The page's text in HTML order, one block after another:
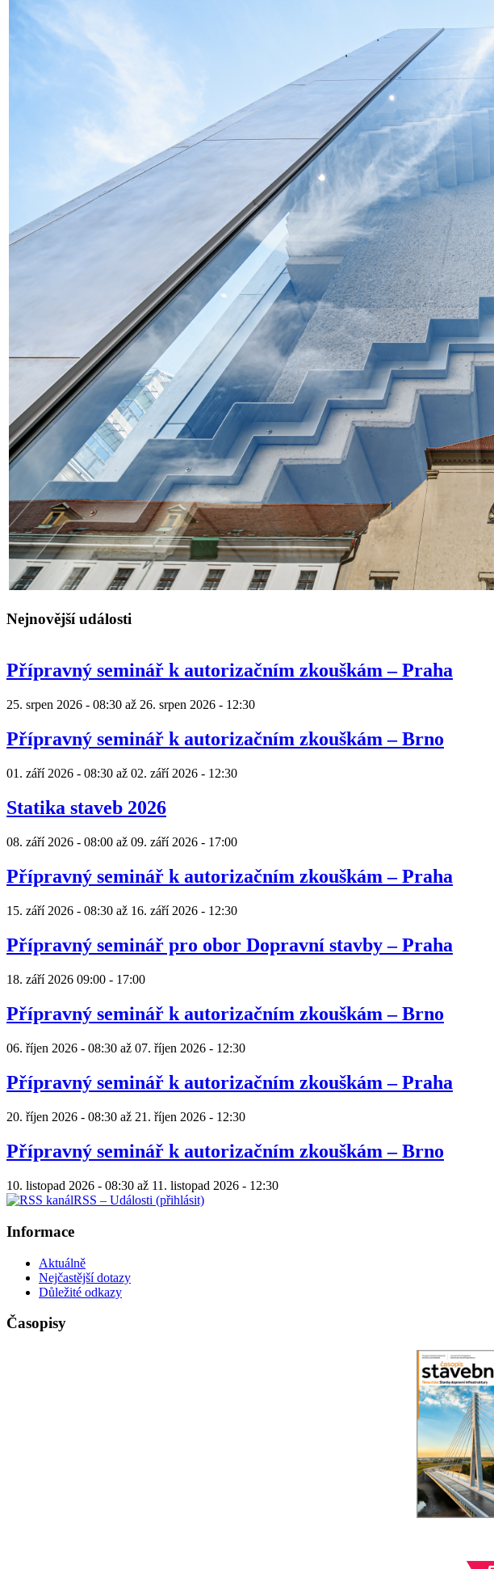
Nejnovější události
Přípravný seminář k autorizačním zkouškám – Praha
25. srpen 2026 - 08:30 až 26. srpen 2026 - 12:30
Přípravný seminář k autorizačním zkouškám – Brno
01. září 2026 - 08:30 až 02. září 2026 - 12:30
Statika staveb 2026
08. září 2026 - 08:00 až 09. září 2026 - 17:00
Přípravný seminář k autorizačním zkouškám – Praha
15. září 2026 - 08:30 až 16. září 2026 - 12:30
Přípravný seminář pro obor Dopravní stavby – Praha
18. září 2026 09:00 - 17:00
Přípravný seminář k autorizačním zkouškám – Brno
06. říjen 2026 - 08:30 až 07. říjen 2026 - 12:30
Přípravný seminář k autorizačním zkouškám – Praha
20. říjen 2026 - 08:30 až 21. říjen 2026 - 12:30
Přípravný seminář k autorizačním zkouškám – Brno
10. listopad 2026 - 08:30 až 11. listopad 2026 - 12:30
RSS – Události (přihlásit)
Informace
Aktuálně
Nejčastější dotazy
Důležité odkazy
Časopisy